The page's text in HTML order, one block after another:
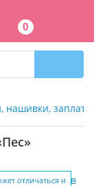
0
нашивки,
отличаться и